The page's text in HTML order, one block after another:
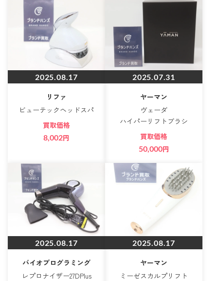
2025.08.17
リファ
ビューテックヘッドスパ
買取価格
8,002円
2025.07.31
ヤーマン
ヴェーダ
ハイパーリフトブラシ
買取価格
50,000円
2025.08.17
バイオプログラミング
レプロナイザー27DPlus
2025.08.17
ヤーマン
ミーゼスカルプリフト